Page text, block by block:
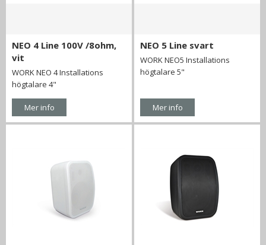
NEO 4 Line 100V /8ohm,
vit
WORK NEO 4 Installations
högtalare 4"
Mer info
NEO 5 Line svart
WORK NEO5 Installations
högtalare 5"
Mer info